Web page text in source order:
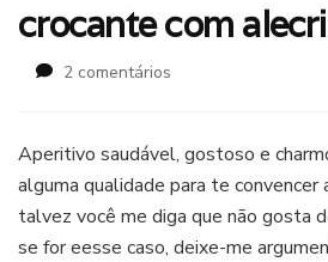
crocante com
2 comentários
lentilha
crocante
com
alecrim
Aperitivo saudável, gostoso e
alguma qualidade para te convencer
talvez você me diga que não gosta
se for eesse caso, deixe-me